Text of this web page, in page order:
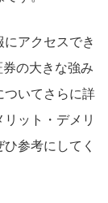
アクセスでき
の大きな強み
ついてさらに詳
ット・デメリ
参考にしてく